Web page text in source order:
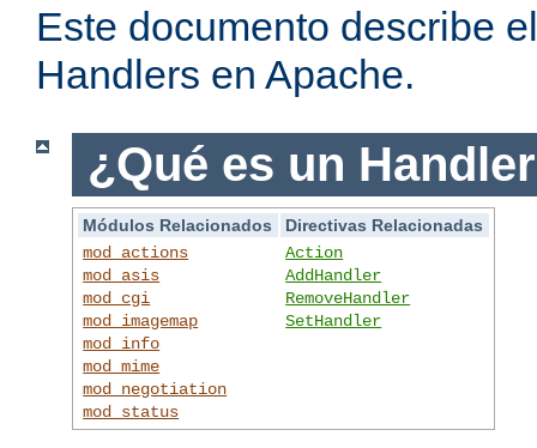
Este documento describe
Handlers en Apache.
¿Qué es un
Módulos Relacionados
Directivas Relacionadas
mod_actions
mod_asis
mod_cgi
mod_imagemap
mod_info
mod_mime
mod_negotiation
mod_status
Action
AddHandler
RemoveHandler
SetHandler